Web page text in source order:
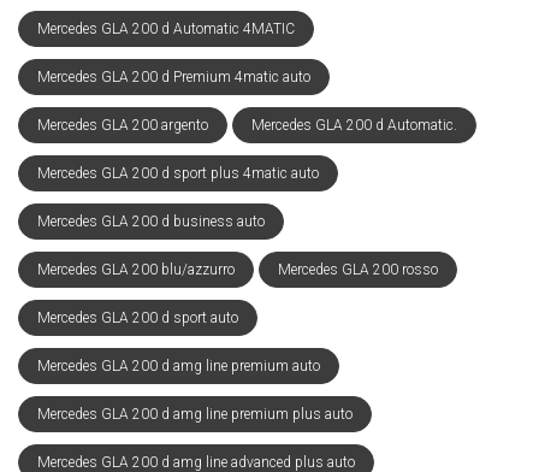
Mercedes GLA 200 d Automatic 4MATIC
Mercedes GLA 200 d Premium 4matic auto
Mercedes GLA 200 argento Mercedes GLA 200 d Automatic.
Mercedes GLA 200 d sport plus 4matic auto
Mercedes GLA 200 d business auto
Mercedes GLA 200 blu/azzurro Mercedes GLA 200 rosso
Mercedes GLA 200 d sport auto
Mercedes GLA 200 d amg line premium auto
Mercedes GLA 200 d amg line premium plus auto
Mercedes GLA 200 d amg line advanced plus auto